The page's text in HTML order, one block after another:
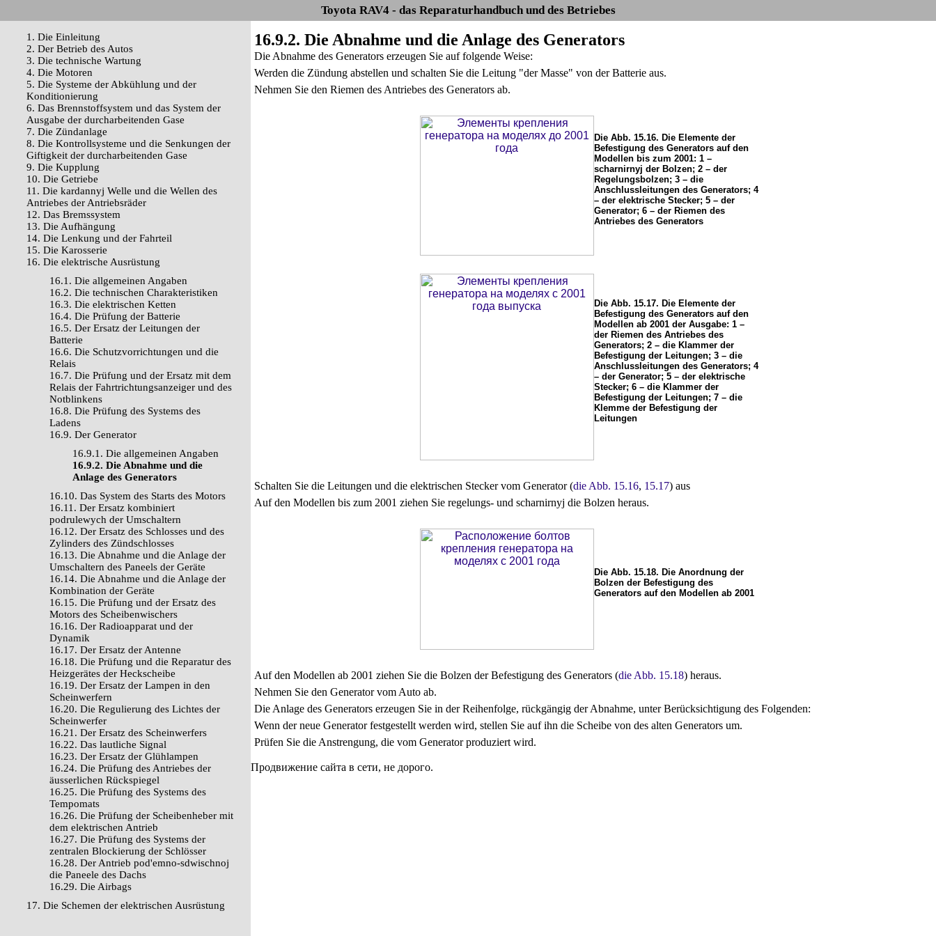
Toyota RAV4 - das Reparaturhandbuch und des Betriebes
1. Die Einleitung
2. Der Betrieb des Autos
3. Die technische Wartung
4. Die Motoren
5. Die Systeme der Abkühlung und der
Konditionierung
6. Das Brennstoffsystem und das System der
Ausgabe der durcharbeitenden Gase
7. Die Zündanlage
8. Die Kontrollsysteme und die Senkungen der
Giftigkeit der durcharbeitenden Gase
9. Die Kupplung
10. Die Getriebe
11. Die kardannyj Welle und die Wellen des
Antriebes der Antriebsräder
12. Das Bremssystem
13. Die Aufhängung
14. Die Lenkung und der Fahrteil
15. Die Karosserie
16. Die elektrische Ausrüstung
16.1. Die allgemeinen Angaben
16.2. Die technischen Charakteristiken
16.3. Die elektrischen Ketten
16.4. Die Prüfung der Batterie
16.5. Der Ersatz der Leitungen der
Batterie
16.6. Die Schutzvorrichtungen und die
Relais
16.7. Die Prüfung und der Ersatz mit dem
Relais der Fahrtrichtungsanzeiger und des
Notblinkens
16.8. Die Prüfung des Systems des
Ladens
16.9. Der Generator
16.9.1. Die allgemeinen Angaben
16.9.2. Die Abnahme und die
Anlage des Generators
16.10. Das System des Starts des Motors
16.11. Der Ersatz kombiniert
podrulewych der Umschaltern
16.12. Der Ersatz des Schlosses und des
Zylinders des Zündschlosses
16.13. Die Abnahme und die Anlage der
Umschaltern des Paneels der Geräte
16.14. Die Abnahme und die Anlage der
Kombination der Geräte
16.15. Die Prüfung und der Ersatz des
Motors des Scheibenwischers
16.16. Der Radioapparat und der
Dynamik
16.17. Der Ersatz der Antenne
16.18. Die Prüfung und die Reparatur des
Heizgerätes der Heckscheibe
16.19. Der Ersatz der Lampen in den
Scheinwerfern
16.20. Die Regulierung des Lichtes der
Scheinwerfer
16.21. Der Ersatz des Scheinwerfers
16.22. Das lautliche Signal
16.23. Der Ersatz der Glühlampen
16.24. Die Prüfung des Antriebes der
äusserlichen Rückspiegel
16.25. Die Prüfung des Systems des
Tempomats
16.26. Die Prüfung der Scheibenheber mit
dem elektrischen Antrieb
16.27. Die Prüfung des Systems der
zentralen Blockierung der Schlösser
16.28. Der Antrieb pod'emno-sdwischnoj
die Paneele des Dachs
16.29. Die Airbags
17. Die Schemen der elektrischen Ausrüstung
16.9.2. Die Abnahme und die Anlage des Generators
Die Abnahme des Generators erzeugen Sie auf folgende Weise:
Werden die Zündung abstellen und schalten Sie die Leitung "der Masse" von der Batterie aus.
Nehmen Sie den Riemen des Antriebes des Generators ab.
Die Abb. 15.16. Die Elemente der
Befestigung des Generators auf den
Modellen bis zum 2001: 1 –
scharnirnyj der Bolzen; 2 – der
Regelungsbolzen; 3 – die
Anschlussleitungen des Generators; 4
– der elektrische Stecker; 5 – der
Generator; 6 – der Riemen des
Antriebes des Generators
Die Abb. 15.17. Die Elemente der
Befestigung des Generators auf den
Modellen ab 2001 der Ausgabe: 1 –
der Riemen des Antriebes des
Generators; 2 – die Klammer der
Befestigung der Leitungen; 3 – die
Anschlussleitungen des Generators; 4
– der Generator; 5 – der elektrische
Stecker; 6 – die Klammer der
Befestigung der Leitungen; 7 – die
Klemme der Befestigung der
Leitungen
Schalten Sie die Leitungen und die elektrischen Stecker vom Generator (die Abb. 15.16, 15.17) aus
Auf den Modellen bis zum 2001 ziehen Sie regelungs- und scharnirnyj die Bolzen heraus.
Die Abb. 15.18. Die Anordnung der
Bolzen der Befestigung des
Generators auf den Modellen ab 2001
Auf den Modellen ab 2001 ziehen Sie die Bolzen der Befestigung des Generators (die Abb. 15.18) heraus.
Nehmen Sie den Generator vom Auto ab.
Die Anlage des Generators erzeugen Sie in der Reihenfolge, rückgängig der Abnahme, unter Berücksichtigung des Folgenden:
Wenn der neue Generator festgestellt werden wird, stellen Sie auf ihn die Scheibe von des alten Generators um.
Prüfen Sie die Anstrengung, die vom Generator produziert wird.
Продвижение сайта в сети, не дорого.